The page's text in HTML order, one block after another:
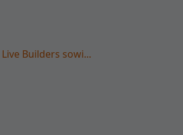
Builders sowi...